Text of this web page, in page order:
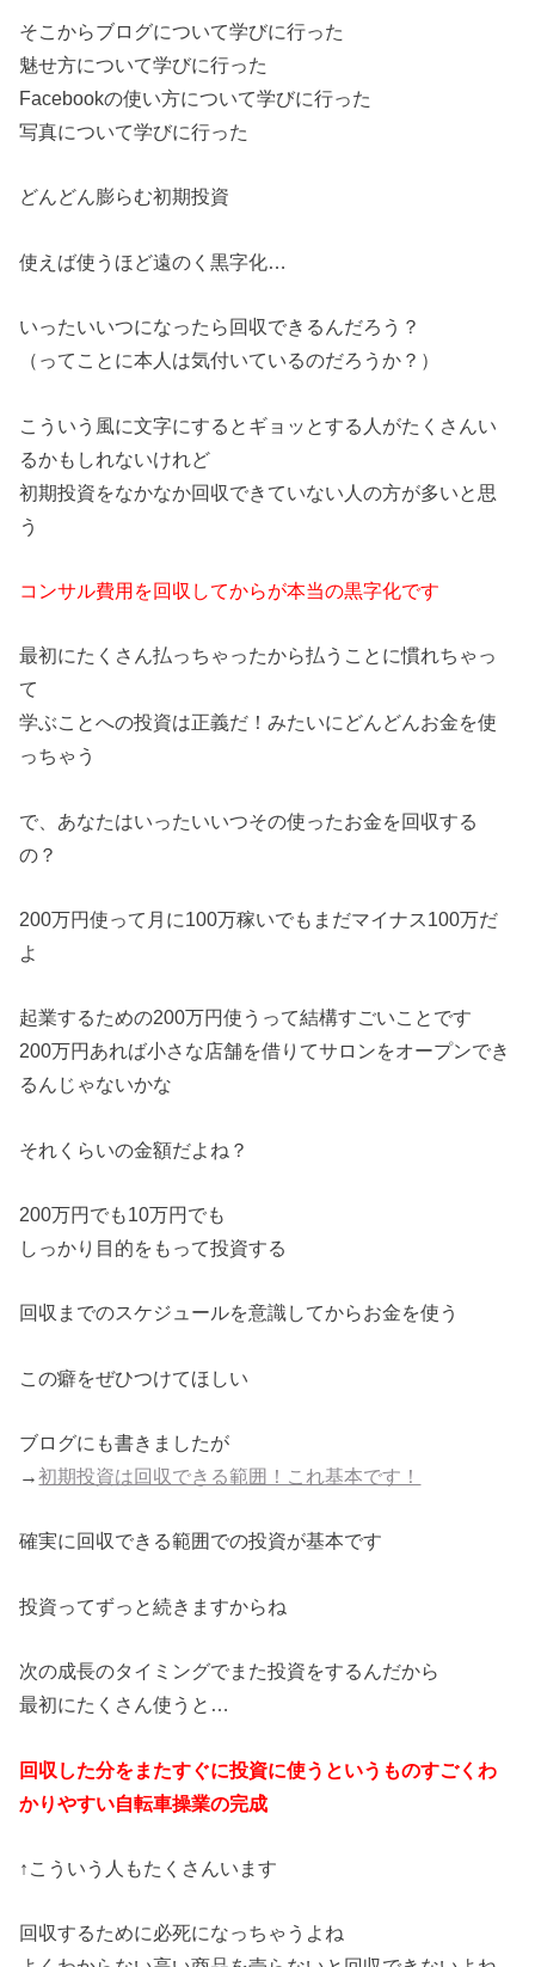
そこからブログについて学びに行った
魅せ方について学びに行った
Facebookの使い方について学びに行った
写真について学びに行った
どんどん膨らむ初期投資
使えば使うほど遠のく黒字化…
いったいいつになったら回収できるんだろう？
（ってことに本人は気付いているのだろうか？）
こういう風に文字にするとギョッとする人がたくさんい
るかもしれないけれど
初期投資をなかなか回収できていない人の方が多いと思
う
コンサル費用を回収してからが本当の黒字化です
最初にたくさん払っちゃったから払うことに慣れちゃっ
て
学ぶことへの投資は正義だ！みたいにどんどんお金を使
っちゃう
で、あなたはいったいいつその使ったお金を回収する
の？
200万円使って月に100万稼いでもまだマイナス100万だ
よ
起業するための200万円使うって結構すごいことです
200万円あれば小さな店舗を借りてサロンをオープンでき
るんじゃないかな
それくらいの金額だよね？
200万円でも10万円でも
しっかり目的をもって投資する
回収までのスケジュールを意識してからお金を使う
この癖をぜひつけてほしい
ブログにも書きましたが
→初期投資は回収できる範囲！これ基本です！
確実に回収できる範囲での投資が基本です
投資ってずっと続きますからね
次の成長のタイミングでまた投資をするんだから
最初にたくさん使うと…
回収した分をまたすぐに投資に使うというものすごくわ
かりやすい自転車操業の完成
↑こういう人もたくさんいます
回収するために必死になっちゃうよね